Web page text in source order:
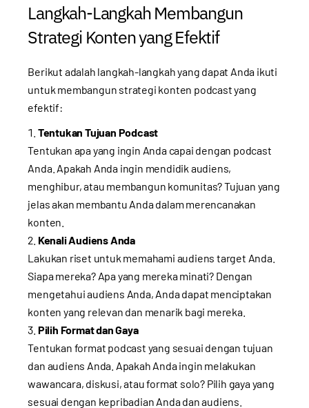
Langkah-Langkah Membangun
Strategi Konten yang Efektif
Berikut adalah langkah-langkah yang dapat Anda ikuti
untuk membangun strategi konten podcast yang
efektif:
Tentukan Tujuan Podcast
Tentukan apa yang ingin Anda capai dengan podcast
Anda. Apakah Anda ingin mendidik audiens,
menghibur, atau membangun komunitas? Tujuan yang
jelas akan membantu Anda dalam merencanakan
konten.
Kenali Audiens Anda
Lakukan riset untuk memahami audiens target Anda.
Siapa mereka? Apa yang mereka minati? Dengan
mengetahui audiens Anda, Anda dapat menciptakan
konten yang relevan dan menarik bagi mereka.
Pilih Format dan Gaya
Tentukan format podcast yang sesuai dengan tujuan
dan audiens Anda. Apakah Anda ingin melakukan
wawancara, diskusi, atau format solo? Pilih gaya yang
sesuai dengan kepribadian Anda dan audiens.